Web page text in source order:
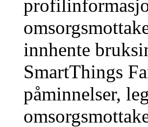
innhente
SmartThings
påminnelser,